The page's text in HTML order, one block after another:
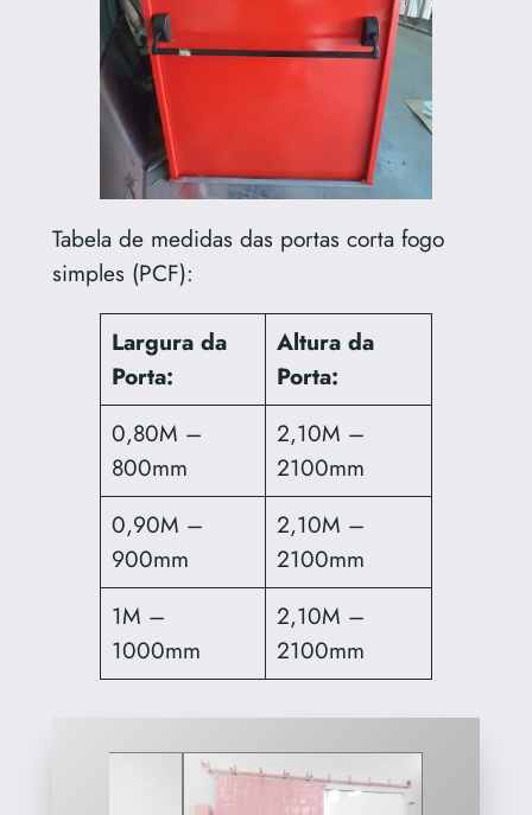
Tabela de medidas das portas corta fogo
simples (PCF):
Largura da
Porta:
Altura da
Porta:
0,80M –
800mm
2,10M –
2100mm
0,90M –
900mm
2,10M –
2100mm
1M –
1000mm
2,10M –
2100mm